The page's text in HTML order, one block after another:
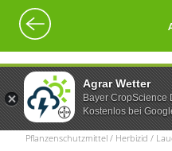
Agrar Wetter
Bayer CropScience
Kostenlos bei
Pflanzenschutzmittel / Herbizid /